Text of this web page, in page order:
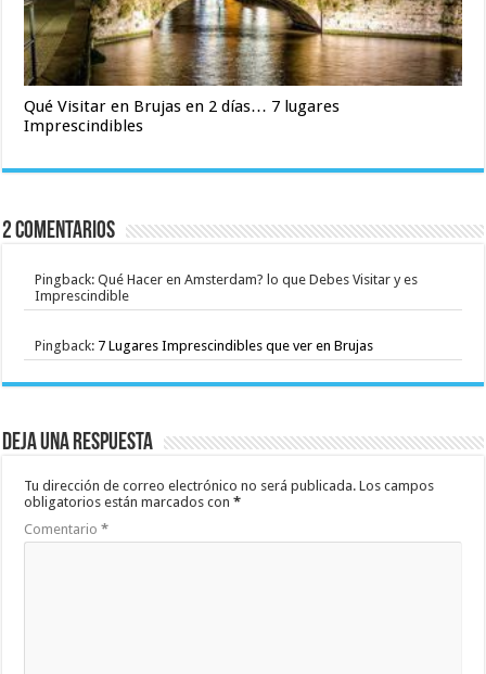
Qué Visitar en Brujas en 2 días… 7 lugares
Imprescindibles
2 Comentarios
Pingback: Qué Hacer en Amsterdam? lo que Debes Visitar y es
Imprescindible
Pingback: 7 Lugares Imprescindibles que ver en Brujas
Deja una respuesta
Tu dirección de correo electrónico no será publicada. Los campos
obligatorios están marcados con*
Comentario*